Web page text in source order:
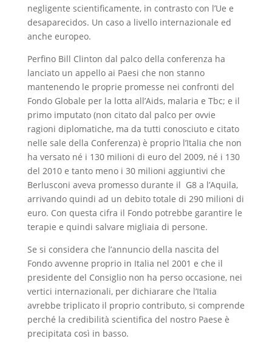
negligente scientificamente, in contrasto con l’Ue e
desaparecidos. Un caso a livello internazionale ed
anche europeo.
Perfino Bill Clinton dal palco della conferenza ha
lanciato un appello ai Paesi che non stanno
mantenendo le proprie promesse nei confronti del
Fondo Globale per la lotta all’Aids, malaria e Tbc; e il
primo imputato (non citato dal palco per ovvie
ragioni diplomatiche, ma da tutti conosciuto e citato
nelle sale della Conferenza) è proprio l’Italia che non
ha versato né i 130 milioni di euro del 2009, né i 130
del 2010 e tanto meno i 30 milioni aggiuntivi che
Berlusconi aveva promesso durante il G8 a l’Aquila,
arrivando quindi ad un debito totale di 290 milioni di
euro. Con questa cifra il Fondo potrebbe garantire le
terapie e quindi salvare migliaia di persone.
Se si considera che l’annuncio della nascita del
Fondo avvenne proprio in Italia nel 2001 e che il
presidente del Consiglio non ha perso occasione, nei
vertici internazionali, per dichiarare che l’Italia
avrebbe triplicato il proprio contributo, si comprende
perché la credibilità scientifica del nostro Paese è
precipitata così in basso.